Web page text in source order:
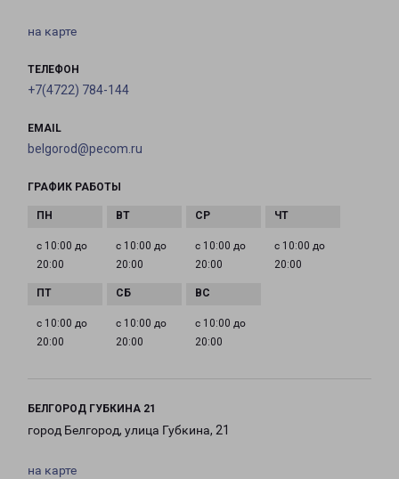
на карте
ТЕЛЕФОН
+7(4722) 784-144
EMAIL
belgorod@pecom.ru
ГРАФИК РАБОТЫ
с 10:00 до
20:00
с 10:00 до
20:00
с 10:00 до
20:00
с 10:00 до
20:00
с 10:00 до
20:00
с 10:00 до
20:00
с 10:00 до
20:00
БЕЛГОРОД ГУБКИНА 21
город Белгород, улица Губкина, 21
на карте